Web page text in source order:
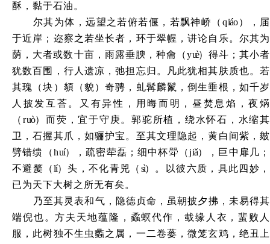
酥，黏于石油。
尔其为体，远望之若俯若偃，若飘神峤（ qiáo），届
于近岸；迩察之若坐长者，环于翠幄，讲论自乐。尔其为
荫，大者或数十亩，雨露垂腴，种龠（yuè）得斗；其小者
犹数百围，行人遗凉，弛担忘归。凡此犹相其肤质也。若
其瑰（块）䫉（貌）奇骋，虬髯麟鬣，倒生垂根，如千岁
人披发互荅。又有异性，用晦而明，昼焚息焰，夜焫
（ ruò）而荧，宜于守庚。郭驼所植，绕水怀石，水缩其
卫，石握其爪，如骊护宝。至其文理隐起，黄白间紫，皴
劈错缋（huí），疏密荦磊；细中杯斝（jiǎ），巨中扉几；
不避嫠（lí）头，不化青兕（ sì）。以彼六质，具此四妙，
已为天下大树之所无有矣。
乃至其灵表和气，隐德贞命，虽朝披夕拂，未易得其
端倪也。方夫天地蕴隆，蟊螟代作，蛓缘人衣，蜚败人
服，此树独不生虫蠡之属，一二卷蒌，微笼玄鸡，绝丑上